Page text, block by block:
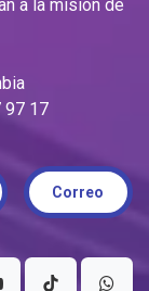
a la misión de
97 17
Correo